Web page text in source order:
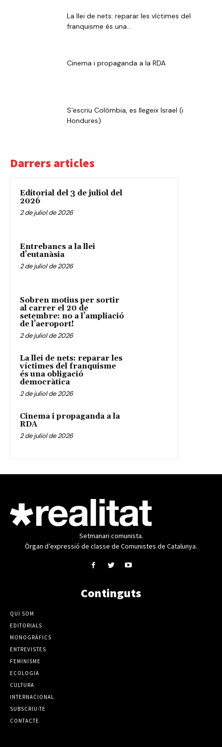
La llei de nets: reparar les víctimes del
franquisme és una...
Cinema i propaganda a la RDA
S’escriu Colòmbia, es llegeix Israel (i
Hondures)
Darrers articles
Editorial del 3 de juliol del
2026
2 de juliol de 2026
Entrebancs a la llei
d’eutanàsia
2 de juliol de 2026
Sobren motius per sortir
al carrer el 20 de
setembre: no a l’ampliació
de l’aeroport!
2 de juliol de 2026
La llei de nets: reparar les
víctimes del franquisme
és una obligació
democràtica
2 de juliol de 2026
Cinema i propaganda a la
RDA
2 de juliol de 2026
Setmanari comunista.
Òrgan d’expressió de classe de Comunistes de Catalunya.
Continguts
QUI SOM
EDITORIALS
MONOGRÀFICS
ENTREVISTES
FEMINISME
ECOLOGIA
CULTURA
INTERNACIONAL
SUBSCRIU-TE
CONTACTE